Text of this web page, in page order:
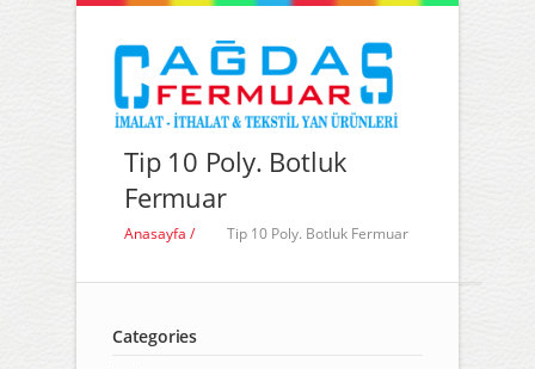
Tip 10 Poly. Botluk
Fermuar
Anasayfa / Tip 10 Poly. Botluk Fermuar
Categories